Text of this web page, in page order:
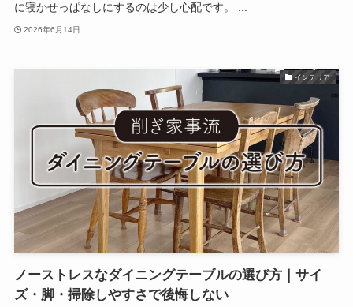
に寝かせっぱなしにするのは少し心配です。 ...
2026年6月14日
インテリア
ノーストレスなダイニングテーブルの選び方｜サイ
ズ・脚・掃除しやすさで後悔しない